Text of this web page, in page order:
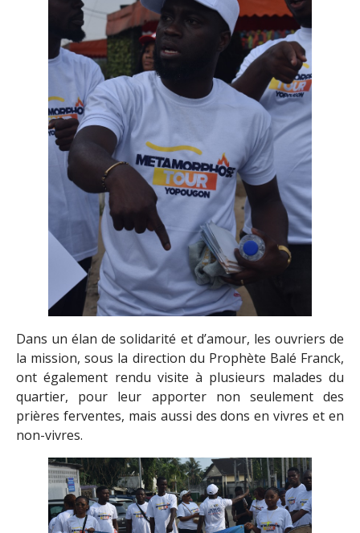
Dans un élan de solidarité et d’amour, les ouvriers de
la mission, sous la direction du Prophète Balé Franck,
ont également rendu visite à plusieurs malades du
quartier, pour leur apporter non seulement des
prières ferventes, mais aussi des dons en vivres et en
non-vivres.